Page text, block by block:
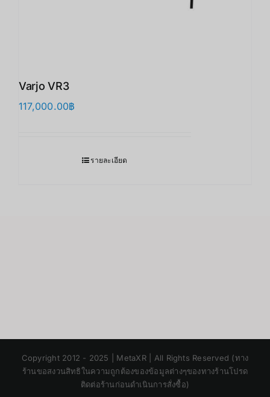
Varjo VR3
117,000.00฿
รายละเอียด
Copyright 2012 - 2025 | MetaXR | All Rights Reserved (ทาง
ร้านขอสงวนสิทธิในความถูกต้องของข้อมูลต่างๆของทางร้านโปรด
ติดต่อร้านก่อนดำเนินการสั่งซื้อ)Chinese